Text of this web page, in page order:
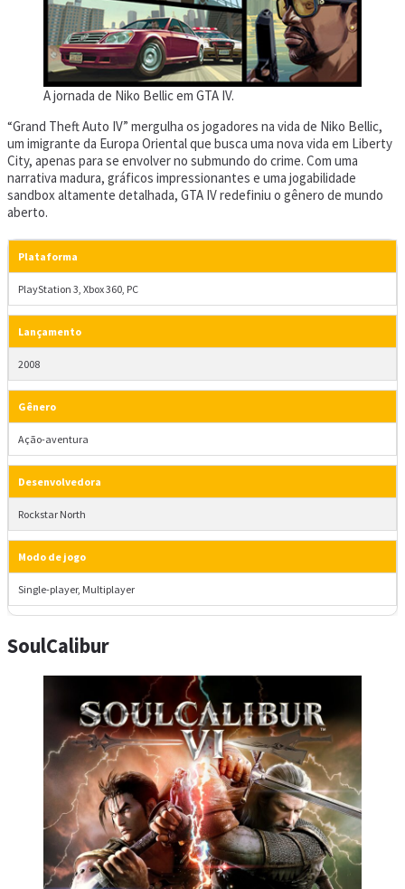
A jornada de Niko Bellic em GTA IV.
“Grand Theft Auto IV” mergulha os jogadores na vida de Niko Bellic,
um imigrante da Europa Oriental que busca uma nova vida em Liberty
City, apenas para se envolver no submundo do crime. Com uma
narrativa madura, gráficos impressionantes e uma jogabilidade
sandbox altamente detalhada, GTA IV redefiniu o gênero de mundo
aberto.
Plataforma
PlayStation 3, Xbox 360, PC
Lançamento
2008
Gênero
Ação-aventura
Desenvolvedora
Rockstar North
Modo de jogo
Single-player, Multiplayer
SoulCalibur